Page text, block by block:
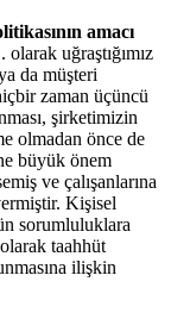
amacı
uğraştığımız
da müşteri
zaman üçüncü
şirketimizin
olmadan önce de
büyük önem
ve çalışanlarına
Kişisel
sorumluluklara
taahhüt
ilişkin